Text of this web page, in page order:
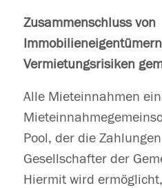
Zusammenschluss von
Vermietungsrisiken
Alle Mieteinnahmen
Pool, der die
Gesellschafter der
Hiermit wird